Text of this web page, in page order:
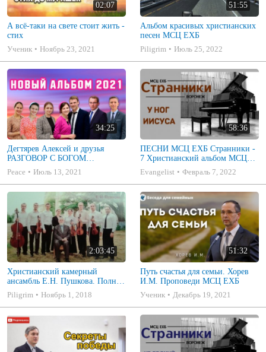
02:07
А всё-таки на свете стоит жить -
стих
Ученик
Ноябрь 23, 2021
51:55
Альбом красивых христианских
песен МСЦ ЕХБ
Piligrim
Июль 25, 2022
34:25
Дегтярев Алексей и друзья
РАЗГОВОР С БОГОМ
Христианские песни МСЦ ЕХБ
2021 (7я)
Peace Июль 13, 2021
58:36
ПЕСНИ МСЦ ЕХБ Странники -
7 Христианский альбом МСЦ
ЕХБ
Evangelist Февраль 7, 2022
2:03:45
Христианский камерный
ансамбль Е.Н. Пушкова. Полное
собрание
Piligrim Ноябрь 1, 2018
51:32
Путь счастья для семьи. Хорев
И.М. Проповеди МСЦ ЕХБ
Ученик
Декабрь 19, 2021